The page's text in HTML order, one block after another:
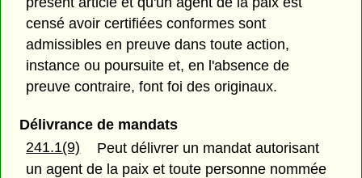
censé avoir certifiées conformes sont
admissibles en preuve dans toute action,
instance ou poursuite et, en l'absence de
preuve contraire, font foi des originaux.
Délivrance de mandats
241.1(9)
Peut délivrer un mandat autorisant
un agent de la paix et toute personne nommée